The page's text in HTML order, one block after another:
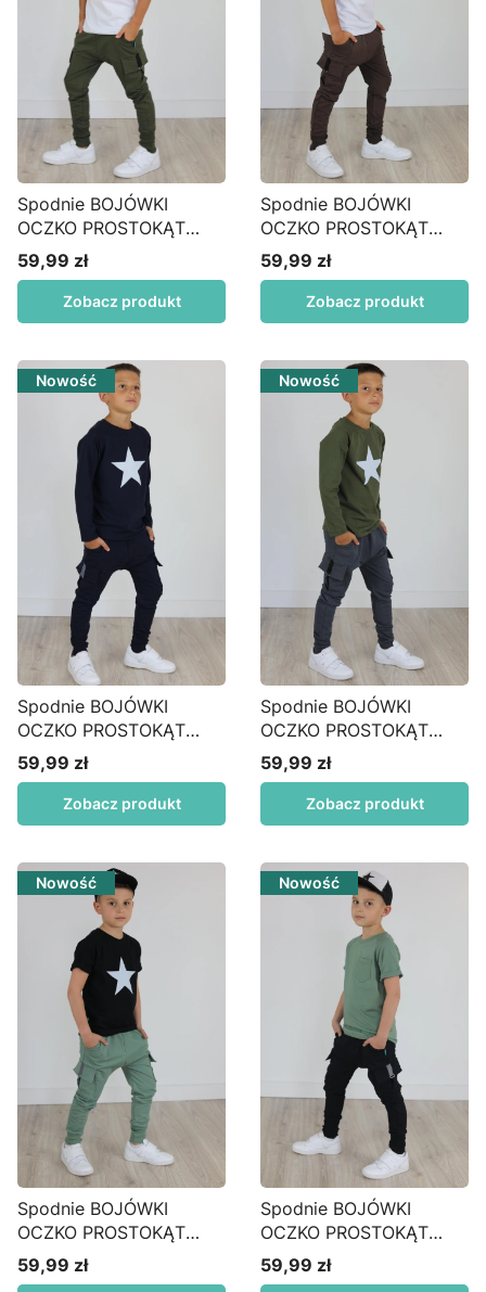
Spodnie BOJÓWKI
OCZKO PROSTOKĄT
wysoki MANKIET khaki
Cena
59,99 zł
Zobacz produkt
Spodnie BOJÓWKI
OCZKO PROSTOKĄT
wysoki MANKIET brąz
Cena
59,99 zł
Zobacz produkt
Nowość
Spodnie BOJÓWKI
OCZKO PROSTOKĄT
wysoki MANKIET granat
Cena
59,99 zł
Zobacz produkt
Nowość
Spodnie BOJÓWKI
OCZKO PROSTOKĄT
wysoki MANKIET grafit
Cena
59,99 zł
Zobacz produkt
Nowość
Spodnie BOJÓWKI
OCZKO PROSTOKĄT
wysoki MANKIET matcha
Cena
59,99 zł
Nowość
Spodnie BOJÓWKI
OCZKO PROSTOKĄT
wysoki MANKIET czarny
Cena
59,99 zł